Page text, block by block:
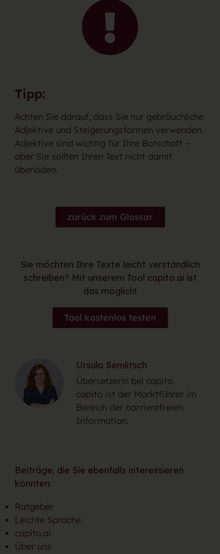
Tipp:
Achten Sie darauf, dass Sie nur gebräuchliche
Adjektive und Steigerungsformen verwenden.
Adjektive sind wichtig für Ihre Botschaft –
aber Sie sollten Ihren Text nicht damit
überladen.
zurück zum Glossar
Sie möchten Ihre Texte leicht verständlich
schreiben? Mit unserem Tool capito.ai ist
das möglich!
Tool kostenlos testen
Ursula Semlitsch
Übersetzerin bei capito.
capito ist der Marktführer im
Bereich der barrierefreien
Information.
Beiträge, die Sie ebenfalls interessieren
könnten:
Ratgeber
Leichte Sprache
capito.ai
Über uns